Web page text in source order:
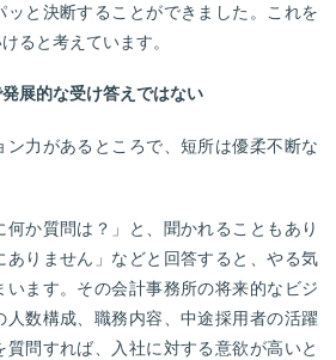
ッと決断することができました。これを
ると考えています。
展的な受け答えではない
ン力があるところで、短所は優柔不断な
何か質問は？」と、聞かれることもあり
ありません」などと回答すると、やる気
います。その会計事務所の将来的なビジ
人数構成、職務内容、中途採用者の活躍
問すれば、入社に対する意欲が高いと